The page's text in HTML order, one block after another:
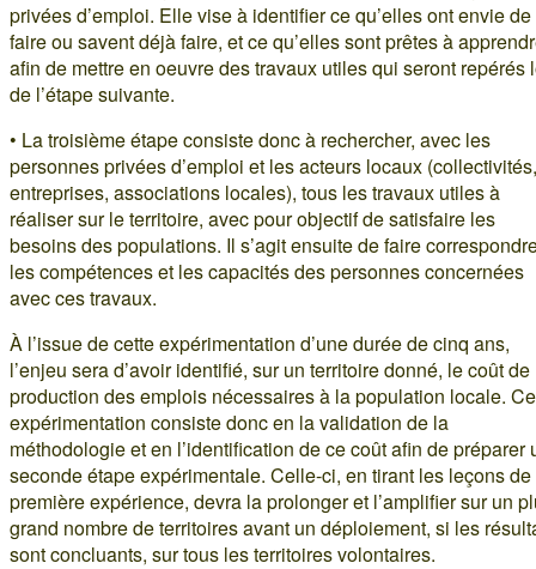
privées d’emploi. Elle vise à identifier ce qu’elles ont envie de
faire ou savent déjà faire, et ce qu’elles sont prêtes à
afin de mettre en oeuvre des travaux utiles qui seront repérés
de l’étape suivante.
• La troisième étape consiste donc à rechercher, avec les
personnes privées d’emploi et les acteurs locaux (collectivités,
entreprises, associations locales), tous les travaux utiles à
réaliser sur le territoire, avec pour objectif de satisfaire les
besoins des populations. Il s’agit ensuite de faire
les compétences et les capacités des personnes concernées
avec ces travaux.
À l’issue de cette expérimentation d’une durée de cinq ans,
l’enjeu sera d’avoir identifié, sur un territoire donné, le coût de
production des emplois nécessaires à la population locale.
expérimentation consiste donc en la validation de la
méthodologie et en l’identification de ce coût afin de préparer
seconde étape expérimentale. Celle-ci, en tirant les leçons
première expérience, devra la prolonger et l’amplifier sur un
grand nombre de territoires avant un déploiement, si les
sont concluants, sur tous les territoires volontaires.